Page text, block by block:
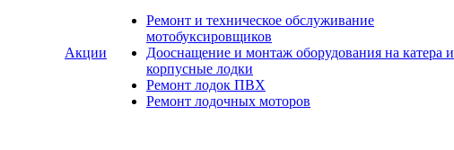
Акции
Ремонт и техническое обслуживание
мотобуксировщиков
Дооснащение и монтаж оборудования на катера и
корпусные лодки
Ремонт лодок ПВХ
Ремонт лодочных моторов